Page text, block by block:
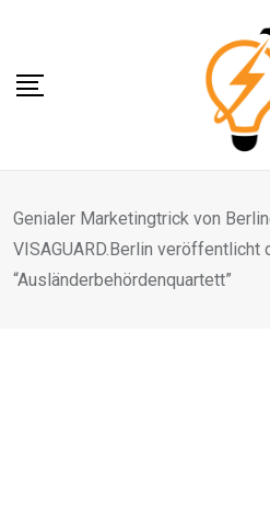
content
Genialer Marketingtrick von
VISAGUARD.Berlin veröffentlicht
“Ausländerbehördenquartett”